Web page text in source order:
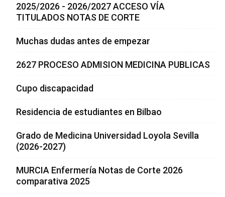
2025/2026 - 2026/2027 ACCESO VÍA
TITULADOS NOTAS DE CORTE
Muchas dudas antes de empezar
2627 PROCESO ADMISION MEDICINA PUBLICAS
Cupo discapacidad
Residencia de estudiantes en Bilbao
Grado de Medicina Universidad Loyola Sevilla
(2026-2027)
MURCIA Enfermería Notas de Corte 2026
comparativa 2025